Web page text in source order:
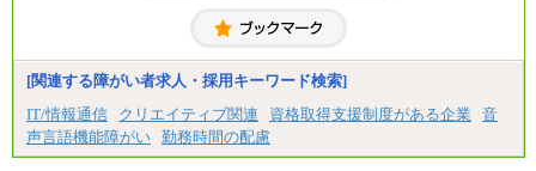
■(株)JTBコミュニケーションデザイン
総合職 月給230,000円
みなし残業手当：20,000円（一律支給）※みなし
残業手当の残業時間は10.43時間。
間に応じて、時間外手当等を支給。
エリアサポート職 月給188,000円
[関連する障がい者求人・採用キーワード検索]
IT/情報通信
クリエイティブ関連 資格取得支援制度がある企業
音
声言語機能障がい 勤務時間の配慮